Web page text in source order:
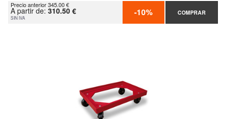
Precio anterior 345.00 €
A partir de: 310.50 €
SIN IVA -10% COMPRAR